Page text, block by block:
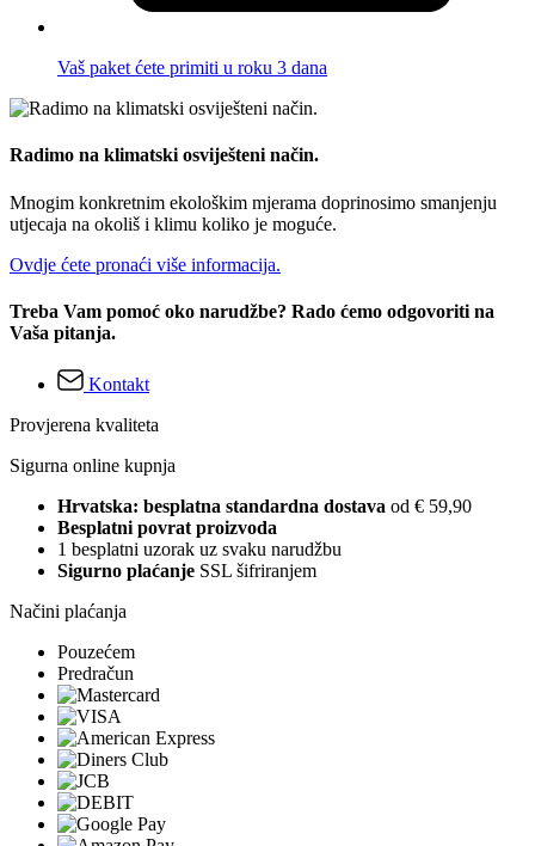
Vaš paket ćete primiti u roku 3 dana
Radimo na klimatski osviješteni način.
Mnogim konkretnim ekološkim mjerama doprinosimo smanjenju
utjecaja na okoliš i klimu koliko je moguće.
Ovdje ćete pronaći više informacija.
Treba Vam pomoć oko narudžbe? Rado ćemo odgovoriti na
Vaša pitanja.
Kontakt
Provjerena kvaliteta
Sigurna online kupnja
Hrvatska: besplatna standardna dostava od € 59,90
Besplatni povrat proizvoda
1 besplatni uzorak uz svaku narudžbu
Sigurno plaćanje SSL šifriranjem
Načini plaćanja
Pouzećem
Predračun